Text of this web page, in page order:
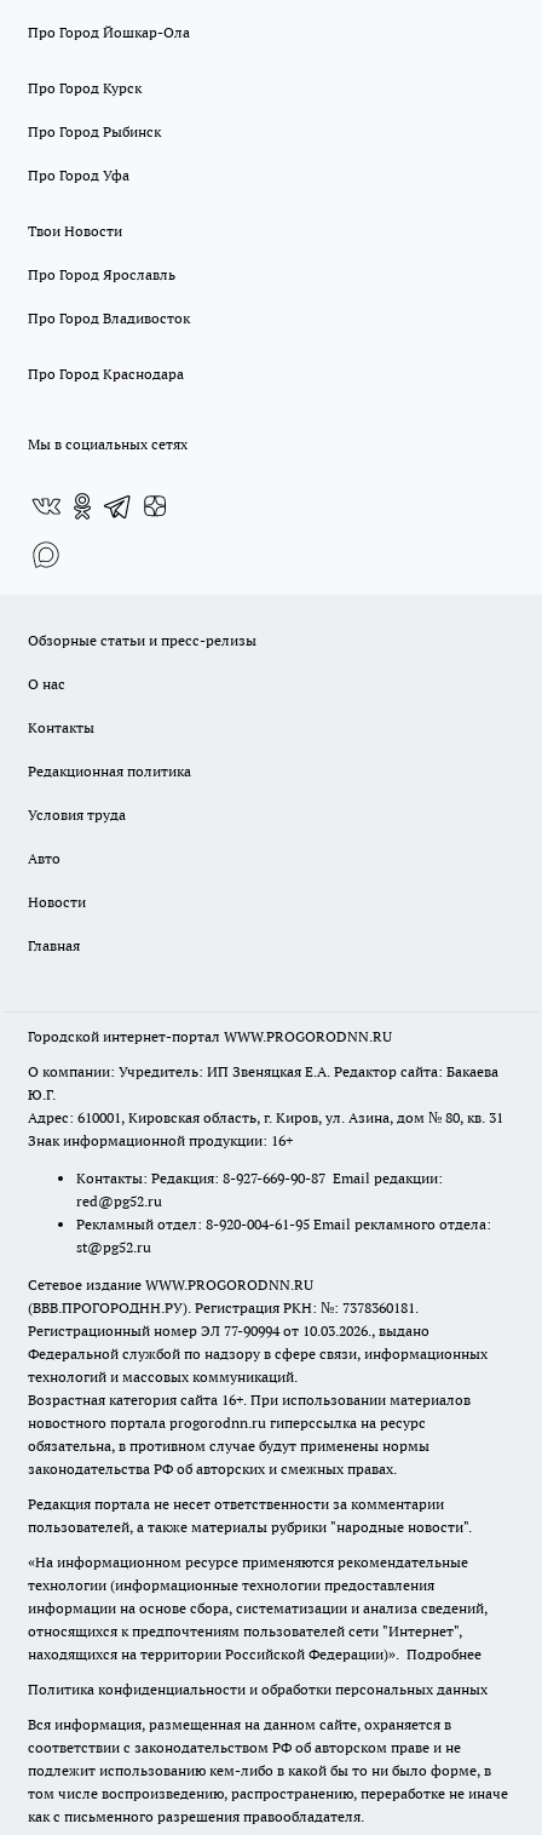
Про Город Йошкар-Ола
Про Город Курск
Про Город Рыбинск
Про Город Уфа
Твои Новости
Про Город Ярославль
Про Город Владивосток
Про Город Краснодара
Мы в социальных сетях
Обзорные статьи и пресс-релизы
О нас
Контакты
Редакционная политика
Условия труда
Авто
Новости
Главная
Городской интернет-портал WWW.PROGORODNN.RU
О компании: Учредитель: ИП Звеняцкая Е.А. Редактор сайта: Бакаева
Ю.Г.
Адрес: 610001, Кировская область, г. Киров, ул. Азина, дом № 80, кв. 31
Знак информационной продукции: 16+
Контакты: Редакция: 8-927-669-90-87 Email редакции:
red@pg52.ru
Рекламный отдел: 8-920-004-61-95 Email рекламного отдела:
st@pg52.ru
Сетевое издание WWW.PROGORODNN.RU
(ВВВ.ПРОГОРОДНН.РУ). Регистрация РКН: №: 7378360181.
Регистрационный номер ЭЛ 77-90994 от 10.03.2026., выдано
Федеральной службой по надзору в сфере связи, информационных
технологий и массовых коммуникаций.
Возрастная категория сайта 16+. При использовании материалов
новостного портала progorodnn.ru гиперссылка на ресурс
обязательна, в противном случае будут применены нормы
законодательства РФ об авторских и смежных правах.
Редакция портала не несет ответственности за комментарии
пользователей, а также материалы рубрики "народные новости".
«На информационном ресурсе применяются рекомендательные
технологии (информационные технологии предоставления
информации на основе сбора, систематизации и анализа сведений,
относящихся к предпочтениям пользователей сети "Интернет",
находящихся на территории Российской Федерации)». Подробнее
Политика конфиденциальности и обработки персональных данных
Вся информация, размещенная на данном сайте, охраняется в
соответствии с законодательством РФ об авторском праве и не
подлежит использованию кем-либо в какой бы то ни было форме, в
том числе воспроизведению, распространению, переработке не иначе
как с письменного разрешения правообладателя.